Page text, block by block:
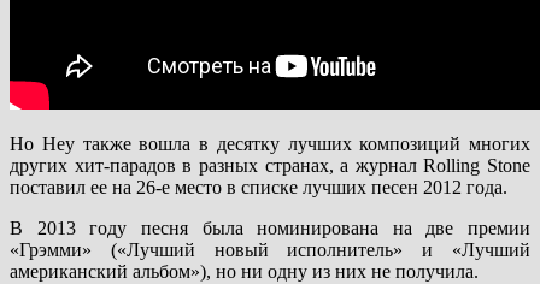
Ho Hey также вошла в десятку лучших композиций многих
других хит-парадов в разных странах, а журнал Rolling Stone
поставил ее на 26-е место в списке лучших песен 2012 года.
В 2013 году песня была номинирована на две премии
«Грэмми» («Лучший новый исполнитель» и «Лучший
американский альбом»), но ни одну из них не получила.